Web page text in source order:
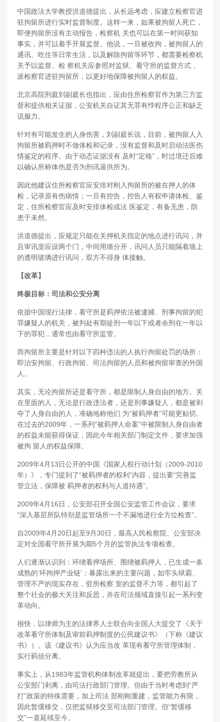
中国政法大学教授洪道德提出，从长远考虑，应建立检察官进
驻拘留所进行实时监督制度。这样一来，如果被拘留人死亡，
即便拘留所没有主动报告，检察机 关也可以在第一时间获知
事实，并可以着手开展监督。他说，一旦被收拘，被拘留人的
通讯、吃住等日常生活，以及解除拘留等环节，都需要检察机
关予以监督。检 察机关应参照对监狱、看守所的监督方式，
派检察官进驻拘留所，以更好地保障被拘留人的权益。
北京高院刑庭刘副庭长也指出，应由住所检察官作为第三方监
督和提供相关证据，公安机关自证其无罪有悖程序公正和缺乏
说服力。
针对有可能发生的人身伤害，刘副庭长说，目前，被拘留人入
拘留所被羁押时不做体检和记录，没有监督和及时启动法医伤
情鉴定的程序。由于动态证据没有 及时“定格”，时过境迁后难
以确认所称体伤是否为刑讯逼供所为。
因此他建议住所检察官应安排对刚入拘留所的被在押人的体
检，记录原有伤病情；一旦有控告，控告人有权申请体检、鉴
定，住所检察官应及时安排体检或法 医鉴定，有备无患，防
患于未然。
洪道德提出，应规定只能在关押机关指定的地点进行讯问，并
且审讯室应设两个门，中间用墙分开，讯问人员只能隔着墙上
的透明玻璃进行讯问，双方不得身 体接触。
【改革】
终极目标：司法和公安分离
依据中国现行法律，看守所是羁押依法被逮捕、刑事拘留的犯
罪嫌疑人的机关，被判处有期徒刑一年以下或者余刑在一年以
下的罪犯，通常也由看守所监管。
而拘留所主要是针对以下四种违法的人执行拘留处罚的场所：
即治安拘留、行政拘留、司法拘留的人员和被拘留审查的外国
人。
其实，无论拘留所还是看守所，都是限制人身自由的地方。关
在里面的人，无论是行政违法者，还是刑事嫌疑人，都是被剥
夺了人身自由的人，准确地称他们 为“被羁押者”可能更贴切。
在过去的2009年，一系列“被羁押人命案”中被限制人身自由者
的权益未能获得保证，因此今年相关部门制定文件，要求加强
被拘 留人的权益保障。
2009年4月13日公开的中国《国家人权行动计划（2009-2010
年）》，专门提到了“被羁押者的权利”内容，提出要“完善监
管立法，保障被 羁押者的权利与人道待遇”。
2009年4月16日，公安部召开全国公安监管工作会议，要求
“深入基层所队特别是监管场所一个不漏地进行全方位检查”。
自2009年4月20日起至9月30日，最高人民检察院、公安部决
定对全国看守所开展为期5个月的监管执法专项检查。
人们逐渐认识到：环绕看押场所、围绕被羁押人，已生成一条
成熟的‘环拘押产业链’；暴露出来的主要问题，如牢头狱霸、
管理不严的现实存在，驻所检察 室的监督不力等，都引起了
整个社会的极大关注和反思，并在司法领域直接引起一系列变
革动向。
很快，以律师为主的法律界人士联合向全国人大提交了《关于
改革看守所体制及审前羁押制度的公民建议书》（下称《建议
书》）。该《建议书》认为应当改 革现有看守所管理体制，
实行羁侦分离。
事实上，从1983年监管机构体制改革就提出，要把劳教所从
公安部门剥离，由司法行政部门管理。但由于当时考虑到“严
打”政策的特殊需要，加上司法 部刚刚重建，监管能力有限，
因此暂缓移交，仅把监狱移交至司法部门管理。但“暂缓移
交”一直延续至今。